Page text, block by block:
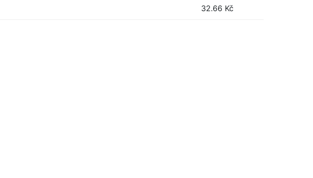
32.66 Kč